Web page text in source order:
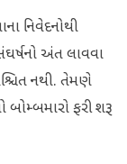
નિવેદનોથી
અંત લાવવા
નથી. તેમણે
બોમ્બમારો ફરી શરૂ